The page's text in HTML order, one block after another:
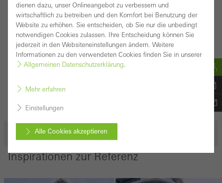
Produkte: Fassaden
Standort: Taipei, Taiwan
Fertigstellung: 2020
Architekten: Vincent Callebaut
Fachbetrieb: BES Engineering Corporation
Bildnachweis:
Projektbeschreibung
Inspirationen zur Referenz
dienen dazu, unser Onlineangebot zu verbessern und
wirtschaftlich zu betreiben und den Komfort bei Benutzung der
Website zu erhöhen. Sie entscheiden, ob Sie nur die unbedingt
notwendigen Cookies zulassen. Ihre Entscheidung können Sie
jederzeit in den Websiteneinstellungen ändern. Weitere
Informationen zu den verwendeten Cookies finden Sie in unserer
Allgemeinen Datenschutzerklärung.
Mehr erfahren
Einstellungen
Alle Cookies akzeptieren
Abbrechen